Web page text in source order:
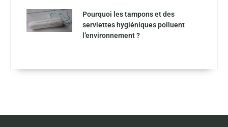
Pourquoi les tampons et des
serviettes hygiéniques polluent
l’environnement ?